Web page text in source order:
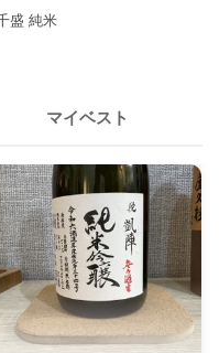
盛 純米
マイベスト